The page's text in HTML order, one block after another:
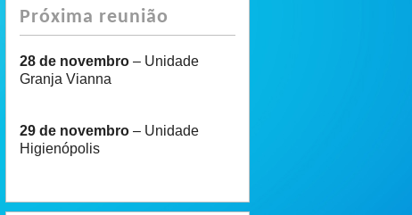
Próxima reunião
28 de novembro– Unidade
Granja Vianna
29 de novembro – Unidade
Higienópolis